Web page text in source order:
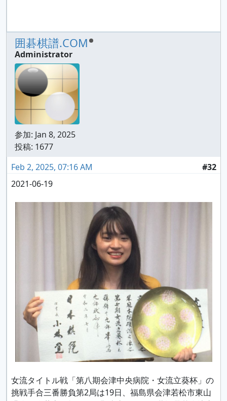
囲碁棋譜.COM
Administrator
参加: Jan 8, 2025
投稿: 1677
Feb 2, 2025, 07:16 AM
#32
2021-06-19
女流タイトル戦「第八期会津中央病院・女流立葵杯」の
挑戦手合三番勝負第2局は19日、福島県会津若松市東山